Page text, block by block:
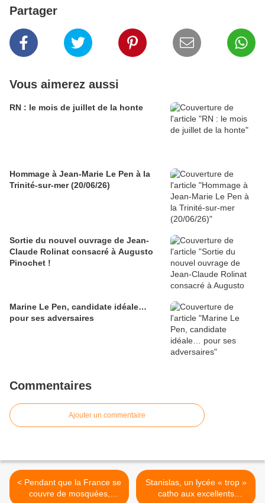
Partager
Vous aimerez aussi
RN : le mois de juillet de la honte
Hommage à Jean-Marie Le Pen à la
Trinité-sur-mer (20/06/26)
Sortie du nouvel ouvrage de Jean-
Claude Rolinat consacré à Augusto
Pinochet !
Marine Le Pen, candidate idéale…
pour ses adversaires
Commentaires
Ajouter un commentaire
< Pendant que la France se
couvre de mosquées,
Stanislas, un lycée « trop »
catho aux excellents